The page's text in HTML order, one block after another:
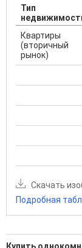
Тип
Квартиры
(вторичный
рынок)
Скачать
Подробная
Купить